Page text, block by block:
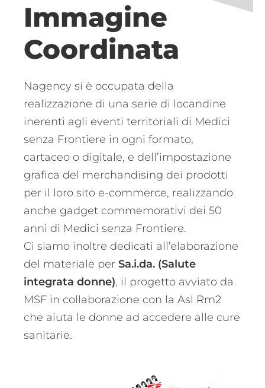
Immagine
Coordinata
Nagency si è occupata della
realizzazione di una serie di locandine
inerenti agli eventi territoriali di Medici
senza Frontiere in ogni formato,
cartaceo o digitale, e dell’impostazione
grafica del merchandising dei prodotti
per il loro sito e-commerce, realizzando
anche gadget commemorativi dei 50
anni di Medici senza Frontiere.
Ci siamo inoltre dedicati all’elaborazione
del materiale per Sa.i.da. (Salute
integrata donne), il progetto avviato da
MSF in collaborazione con la Asl Rm2
che aiuta le donne ad accedere alle cure
sanitarie.